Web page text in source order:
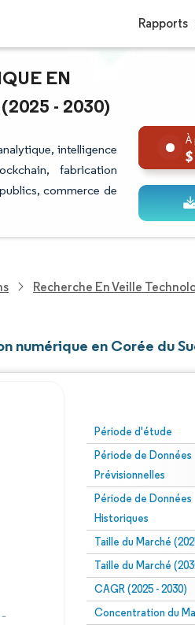
Rapports
EN
- 2030)
intelligence
fabrication
commerce de
Recherche En Veille
numérique en Corée du
Période d'étude
Période de Données
Prévisionnelles
Période de Données
Historiques
Taille du Marché
Taille du Marché
CAGR (2025 - 2030)
Concentration du